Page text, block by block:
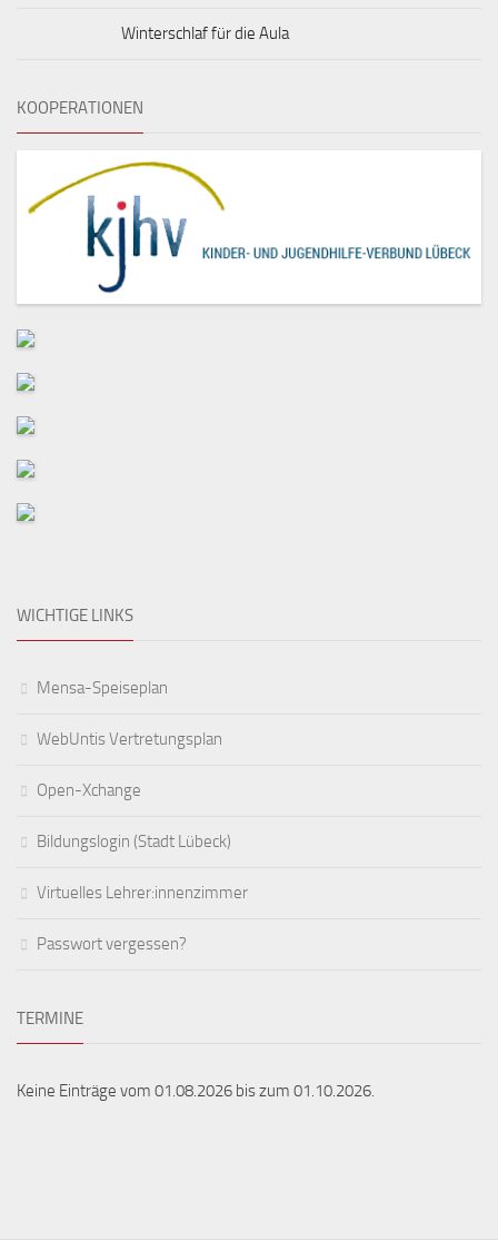
Winterschlaf für die Aula
KOOPERATIONEN
WICHTIGE LINKS
Mensa-Speiseplan
WebUntis Vertretungsplan
Open-Xchange
Bildungslogin (Stadt Lübeck)
Virtuelles Lehrer:innenzimmer
Passwort vergessen?
TERMINE
Keine Einträge vom 01.08.2026 bis zum 01.10.2026.